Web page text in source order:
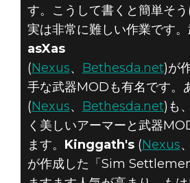
す。こうして書くと簡単そう
実は非常に難しい作業です。
asXas
(Nexus、 Bethesda.net)が
手な武器MODも有名です。
(Nexus、 Bethesda.net)も
く美しいアーマーと武器
ます。 Kinggath's(Nexus、
が作成した「Sim